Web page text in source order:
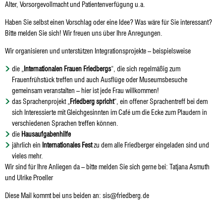
Alter, Vorsorgevollmacht und Patientenverfügung u.a.
Haben Sie selbst einen Vorschlag oder eine Idee? Was wäre für Sie interessant?
Bitte melden Sie sich! Wir freuen uns über Ihre Anregungen.
Wir organisieren und unterstützen Integrationsprojekte – beispielsweise
die „ Internationalen Frauen Friedbergs“, die sich regelmäßig zum
Frauenfrühstück treffen und auch Ausflüge oder Museumsbesuche
gemeinsam veranstalten – hier ist jede Frau willkommen!
das Sprachenprojekt „ Friedberg spricht“, ein offener Sprachentreff bei dem
sich Interessierte mit Gleichgesinnten im Café um die Ecke zum Plaudern in
verschiedenen Sprachen treffen können.
die Hausaufgabenhilfe
jährlich ein Internationales Festzu dem alle Friedberger eingeladen sind und
vieles mehr.
Wir sind für Ihre Anliegen da – bitte melden Sie sich gerne bei: Tatjana Asmuth
und Ulrike Proeller
Diese Mail kommt bei uns beiden an: sis@friedberg.de